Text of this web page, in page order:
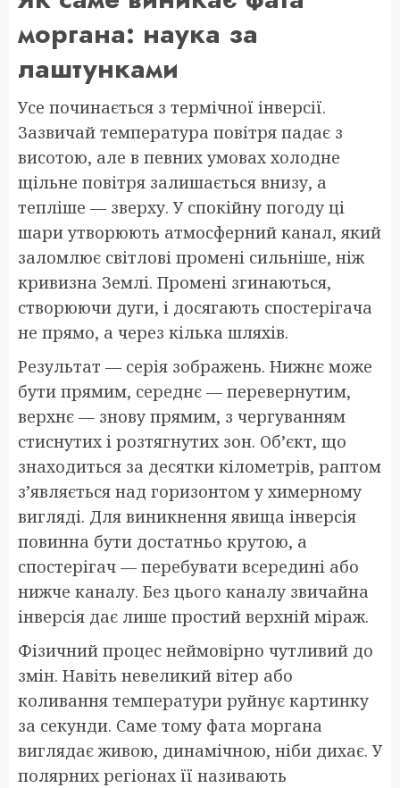
моргана: наука за
лаштунками
Усе починається з термічної інверсії.
Зазвичай температура повітря падає з
висотою, але в певних умовах холодне
щільне повітря залишається внизу, а
тепліше — зверху. У спокійну погоду ці
шари утворюють атмосферний канал, який
заломлює світлові промені сильніше, ніж
кривизна Землі. Промені згинаються,
створюючи дуги, і досягають спостерігача
не прямо, а через кілька шляхів.
Результат — серія зображень. Нижнє може
бути прямим, середнє — перевернутим,
верхнє — знову прямим, з чергуванням
стиснутих і розтягнутих зон. Об’єкт, що
знаходиться за десятки кілометрів, раптом
з’являється над горизонтом у химерному
вигляді. Для виникнення явища інверсія
повинна бути достатньо крутою, а
спостерігач — перебувати всередині або
нижче каналу. Без цього каналу звичайна
інверсія дає лише простий верхній міраж.
Фізичний процес неймовірно чутливий до
змін. Навіть невеликий вітер або
коливання температури руйнує картинку
за секунди. Саме тому фата моргана
виглядає живою, динамічною, ніби дихає. У
полярних регіонах її називають